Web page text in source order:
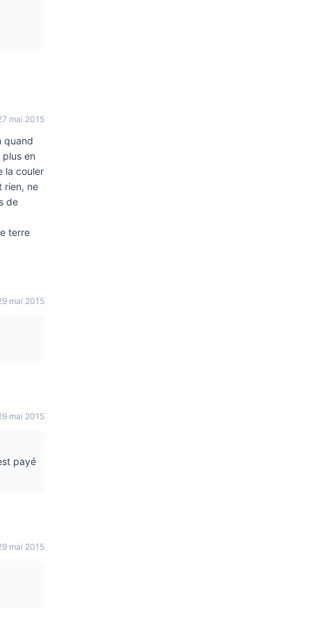
mai 2015
quand
en
la couler
rien, ne
de
terre
mai 2015
mai 2015
payé
mai 2015